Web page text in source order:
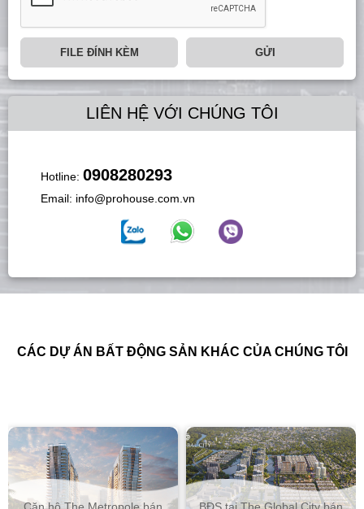
FILE ĐÍNH KÈM GỬI
LIÊN HỆ VỚI CHÚNG TÔI
Hotline: 0908280293
Email: info@prohouse.com.vn
CÁC DỰ ÁN BẤT ĐỘNG SẢN KHÁC CỦA CHÚNG TÔI